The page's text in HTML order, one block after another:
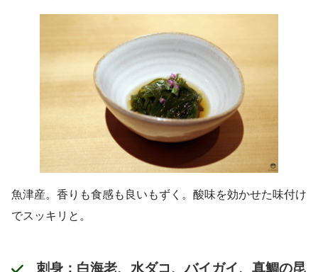
魚津産。香りも食感も良いもずく。酸味を効かせた味付け
でスッキリと。
刺身：白海老、水ダコ、バイガイ、真鯛の昆